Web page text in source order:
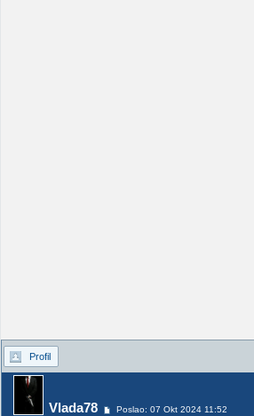
Profil
Vlada78 Poslao: 07 Okt 2024 11:52